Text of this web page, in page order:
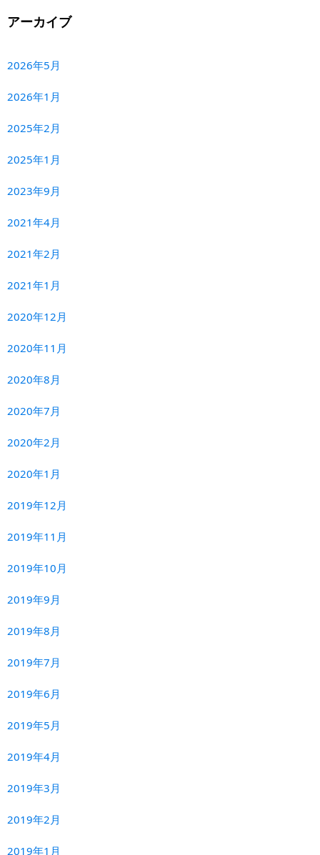
アーカイブ
2026年5月
2026年1月
2025年2月
2025年1月
2023年9月
2021年4月
2021年2月
2021年1月
2020年12月
2020年11月
2020年8月
2020年7月
2020年2月
2020年1月
2019年12月
2019年11月
2019年10月
2019年9月
2019年8月
2019年7月
2019年6月
2019年5月
2019年4月
2019年3月
2019年2月
2019年1月